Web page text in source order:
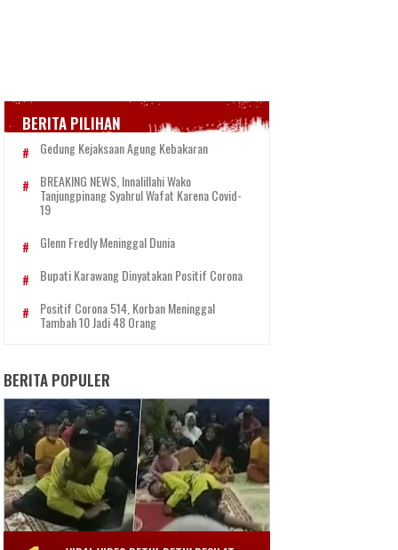
BERITA PILIHAN
Gedung Kejaksaan Agung Kebakaran
BREAKING NEWS, Innalillahi Wako
Tanjungpinang Syahrul Wafat Karena Covid-
19
Glenn Fredly Meninggal Dunia
Bupati Karawang Dinyatakan Positif Corona
Positif Corona 514, Korban Meninggal
Tambah 10 Jadi 48 Orang
BERITA POPULER